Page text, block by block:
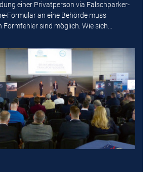
einer Privatperson via Falschparker-
Formular an eine Behörde muss
sind möglich. Wie sich...